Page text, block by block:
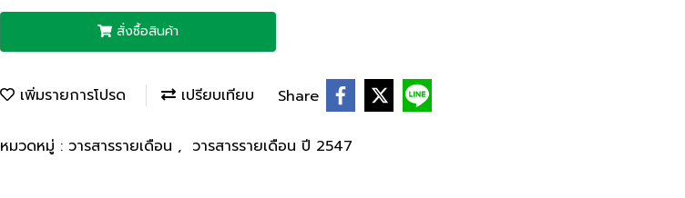
สั่งซื้อสินค้า
เพิ่มรายการโปรด เปรียบเทียบ Share
หมวดหมู่ : วารสารรายเดือน , วารสารรายเดือน ปี 2547